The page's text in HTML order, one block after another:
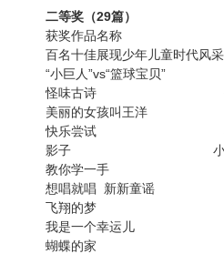
二等奖（29篇）
获奖作品名称
百名十佳展现少年儿童
“小巨人”vs“篮球宝
怪味古诗 作文
美丽的女孩叫王
快乐尝试 小学
影子 小学生
教你学一手 少
想唱就唱 新新童
飞翔的梦 少
我是一个幸运儿
蝴蝶的家 广东